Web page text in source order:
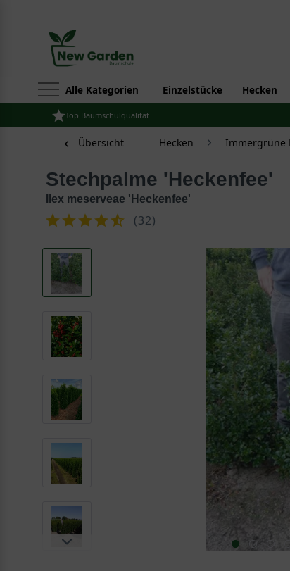
Alle Kategorien Einzelstücke Hecken
Top Baumschulqualität
Übersicht Hecken Immergrüne
Stechpalme 'Heckenfee'
Ilex meserveae 'Heckenfee'
(32)